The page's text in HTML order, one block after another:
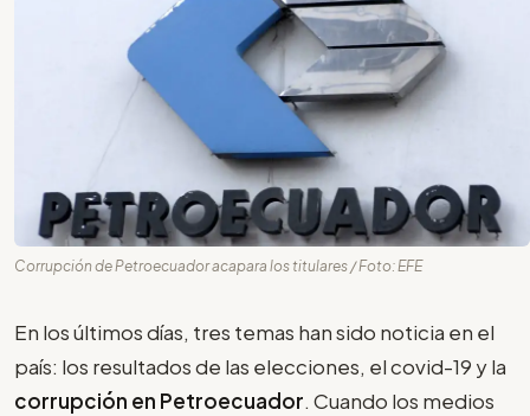
Corrupción de Petroecuador acapara los titulares / Foto: EFE
En los últimos días, tres temas han sido noticia en el
país: los resultados de las elecciones, el covid-19 y la
corrupción en Petroecuador. Cuando los medios